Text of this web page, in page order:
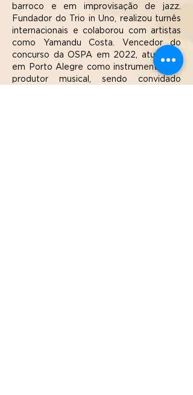
barroco e em improvisação de jazz.
Fundador do Trio in Uno, realizou turnês
internacionais e colaborou com artistas
como Yamandu Costa. Vencedor do
concurso da OSPA em 2022, atua hoje
em Porto Alegre como instrumentista e
produtor musical, sendo convidado